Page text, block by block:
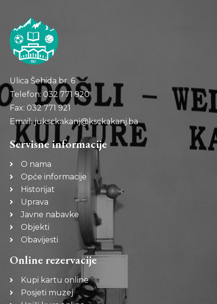
Ulica Šehida br. 6
Telefon: 032 771 920
Fax: 032 771 921
Email: juksckakanj@ksckakanj.ba
Servisne informacije
O nama
Opće informacije
Historijat
Uprava
Javne nabavke
Objekti
Obavijesti
Online rezervacije
Kupi kartu online
Posjeti muzej